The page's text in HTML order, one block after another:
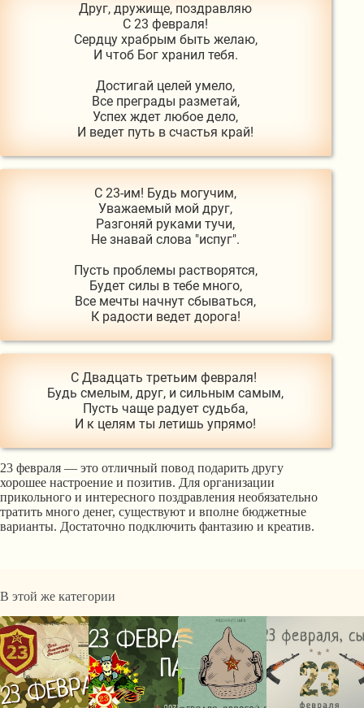
Друг, дружище, поздравляю
С 23 февраля!
Сердцу храбрым быть желаю,
И чтоб Бог хранил тебя.
Достигай целей умело,
Все преграды разметай,
Успех ждет любое дело,
С 23-им! Будь могучим,
Уважаемый мой друг,
Разгоняй руками тучи,
Не знавай слова "испуг".
Пусть проблемы растворятся,
Будет силы в тебе много,
Все мечты начнут сбываться,
С Двадцать третьим февраля!
Будь смелым, друг, и сильным самым,
Пусть чаще радует судьба,
23 февраля — это отличный повод подарить другу
хорошее настроение и позитив. Для организации
прикольного и интересного поздравления необязательно
тратить много денег, существуют и вполне бюджетные
варианты. Достаточно подключить фантазию и креатив.
В этой же категории